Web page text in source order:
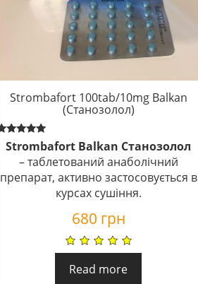
Strombafort 100tab/10mg Balkan
(Станозолол)
Rated
5.00
out of 5
Strombafort Balkan Станозолол
– таблетований анаболічний
препарат, активно застосовується в
курсах сушіння.
680 грн
Read more